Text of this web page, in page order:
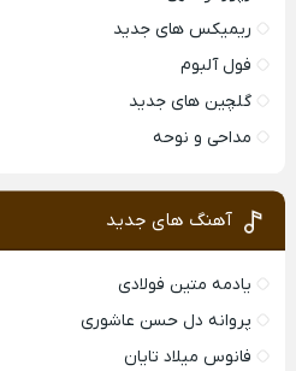
ریمیکس های جدید
فول آلبوم
گلچین های جدید
مداحی و نوحه
آهنگ های جدید
یادمه متین فولادی
پروانه دل حسن عاشوری
فانوس میلاد تایان